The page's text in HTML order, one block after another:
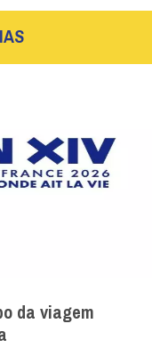
da viagem